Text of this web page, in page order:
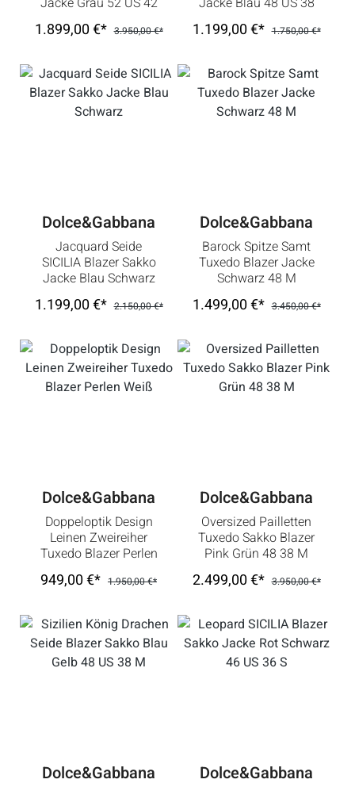
L
1.899,00 €* 3.950,00 €*
M
1.199,00 €* 1.750,00 €*
Dolce&Gabbana
Jacquard Seide
SICILIA Blazer Sakko
Jacke Blau Schwarz
1.199,00 €* 2.150,00 €*
Dolce&Gabbana
Barock Spitze Samt
Tuxedo Blazer Jacke
Schwarz 48 M
1.499,00 €* 3.450,00 €*
Dolce&Gabbana
Doppeloptik Design
Leinen Zweireiher
Tuxedo Blazer Perlen
Weiß
949,00 €* 1.950,00 €*
Dolce&Gabbana
Oversized Pailletten
Tuxedo Sakko Blazer
Pink Grün 48 38 M
2.499,00 €* 3.950,00 €*
Dolce&Gabbana Dolce&Gabbana